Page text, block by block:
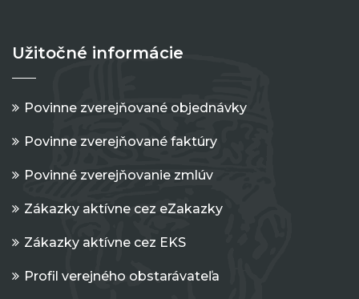
Užitočné informácie
Povinne zverejňované objednávky
Povinne zverejňované faktúry
Povinné zverejňovanie zmlúv
Zákazky aktívne cez eZakazky
Zákazky aktívne cez EKS
Profil verejného obstarávateľa